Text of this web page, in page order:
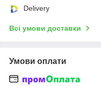
Delivery
Всі умови доставки
Умови оплати